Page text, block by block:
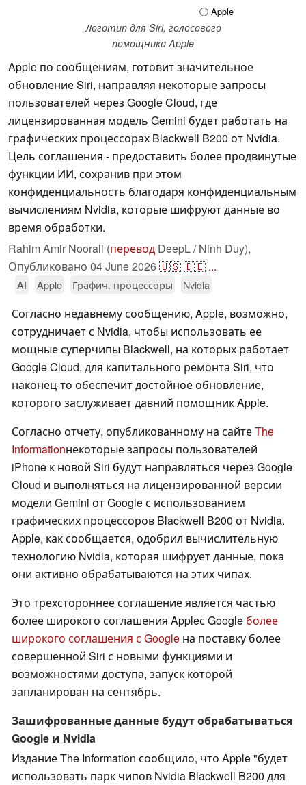
ⓘ Apple
Логотип для Siri, голосового
помощника Apple
Apple по сообщениям, готовит значительное
обновление Siri, направляя некоторые запросы
пользователей через Google Cloud, где
лицензированная модель Gemini будет работать на
графических процессорах Blackwell B200 от Nvidia.
Цель соглашения - предоставить более продвинутые
функции ИИ, сохранив при этом
конфиденциальность благодаря конфиденциальным
вычислениям Nvidia, которые шифруют данные во
время обработки.
Rahim Amir Noorali (перевод DeepL / Ninh Duy),
Опубликовано 04 June 2026🇺🇸🇩🇪 ...
AI Apple Графич. процессоры Nvidia
Согласно недавнему сообщению, Apple, возможно,
сотрудничает с Nvidia, чтобы использовать ее
мощные суперчипы Blackwell, на которых работает
Google Cloud, для капитального ремонта Siri, что
наконец-то обеспечит достойное обновление,
которого заслуживает давний помощник Apple.
Согласно отчету, опубликованному на сайтеThe
Informationнекоторые запросы пользователей
iPhone к новой Siri будут направляться через Google
Cloud и выполняться на лицензированной версии
модели Gemini от Google с использованием
графических процессоров Blackwell B200 от Nvidia.
Apple, как сообщается, одобрил вычислительную
технологию Nvidia, которая шифрует данные, пока
они активно обрабатываются на этих чипах.
Это трехстороннее соглашение является частью
более широкого соглашения Appleс Google более
широкого соглашения с Google на поставку более
совершенной Siri с новыми функциями и
возможностями доступа, запуск которой
запланирован на сентябрь.
Зашифрованные данные будут обрабатываться
Google и Nvidia
Издание The Information сообщило, что Apple "будет
использовать парк чипов Nvidia Blackwell B200 для